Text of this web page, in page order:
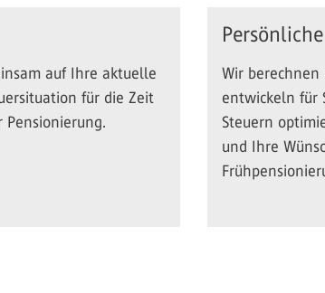
auf Ihre aktuelle
für die Zeit
Wir
entwickeln für
Steuern
und Ihre